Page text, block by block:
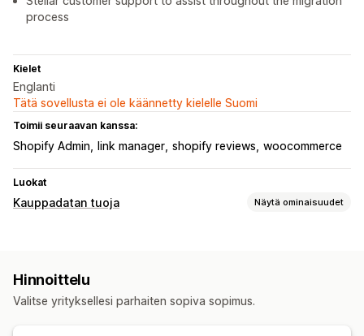
process
Kielet
Englanti
Tätä sovellusta ei ole käännetty kielelle Suomi
Toimii seuraavan kanssa:
Shopify Admin link manager shopify reviews woocommerce
Luokat
Kauppadatan tuoja Näytä ominaisuudet
Hintojen synkronointi
Hinnoittelu
Valitse yrityksellesi parhaiten sopiva sopimus.